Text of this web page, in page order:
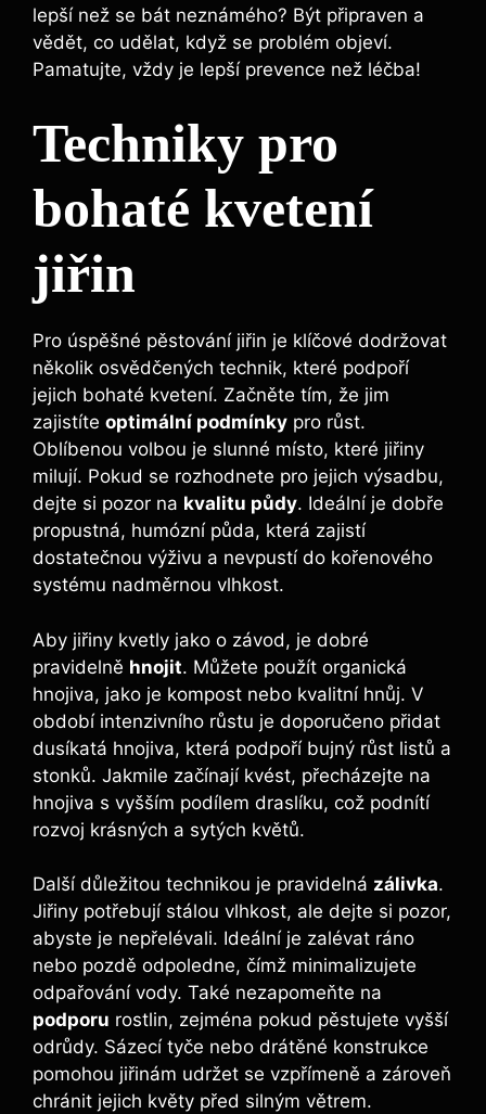
lepší než se bát neznámého? Být připraven a
vědět, co udělat, když se problém objeví.
Pamatujte, vždy je lepší prevence než léčba!
Techniky pro
bohaté kvetení
jiřin
Pro úspěšné pěstování jiřin je klíčové dodržovat
několik osvědčených technik, které podpoří
jejich bohaté kvetení. Začněte tím, že jim
zajistíte optimální podmínky pro růst.
Oblíbenou volbou je slunné místo, které jiřiny
milují. Pokud se rozhodnete pro jejich výsadbu,
dejte si pozor na kvalitu půdy. Ideální je dobře
propustná, humózní půda, která zajistí
dostatečnou výživu a nevpustí do kořenového
systému nadměrnou vlhkost.
Aby jiřiny kvetly jako o závod, je dobré
pravidelně hnojit. Můžete použít organická
hnojiva, jako je kompost nebo kvalitní hnůj. V
období intenzivního růstu je doporučeno přidat
dusíkatá hnojiva, která podpoří bujný růst listů a
stonků. Jakmile začínají kvést, přecházejte na
hnojiva s vyšším podílem draslíku, což podnítí
rozvoj krásných a sytých květů.
Další důležitou technikou je pravidelná zálivka.
Jiřiny potřebují stálou vlhkost, ale dejte si pozor,
abyste je nepřelévali. Ideální je zalévat ráno
nebo pozdě odpoledne, čímž minimalizujete
odpařování vody. Také nezapomeňte na
podporu rostlin, zejména pokud pěstujete vyšší
odrůdy. Sázecí tyče nebo drátěné konstrukce
pomohou jiřinám udržet se vzpřímeně a zároveň
chránit jejich květy před silným větrem.